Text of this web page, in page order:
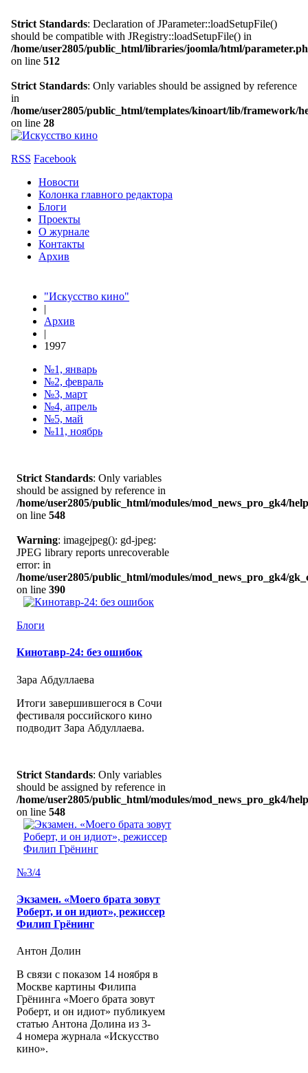
Strict Standards: Declaration of JParameter::loadSetupFile()
should be compatible with JRegistry::loadSetupFile() in
/home/user2805/public_html/libraries/joomla/html/
on line 512
Strict Standards: Only variables should be assigned by reference
in
/home/user2805/public_html/templates/kinoart/lib/framework/
on line 28
RSS Facebook
Новости
Колонка главного редактора
Блоги
Проекты
О журнале
Контакты
Архив
"Искусство кино"
|
Архив
|
1997
№1, январь
№2, февраль
№3, март
№4, апрель
№5, май
№11, ноябрь
Strict Standards: Only variables
should be assigned by reference in
/home/user2805/public_html/modules/mod_news_pro_gk4/
on line 548
Warning: imagejpeg(): gd-jpeg:
JPEG library reports unrecoverable
error: in
/home/user2805/public_html/modules/mod_news_pro_gk4/
on line 390
Блоги
Кинотавр-24: без ошибок
Зара Абдуллаева
Итоги завершившегося в Сочи
фестиваля российского кино
подводит Зара Абдуллаева.
Strict Standards: Only variables
should be assigned by reference in
/home/user2805/public_html/modules/mod_news_pro_gk4/
on line 548
№3/4
Экзамен. «Моего брата зовут
Роберт, и он идиот», режиссер
Филип Грёнинг
Антон Долин
В связи с показом 14 ноября в
Москве картины Филипа
Грёнинга «Моего брата зовут
Роберт, и он идиот» публикуем
статью Антона Долина из 3-
4 номера журнала «Искусство
кино».